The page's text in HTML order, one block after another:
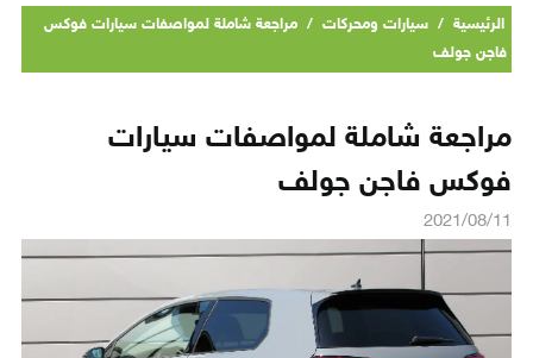
الرئيسية / سيارات ومحركات / مراجعة شاملة لمواصفات سيارات فوكس
فاجن جولف
مراجعة شاملة لمواصفات سيارات
فوكس فاجن جولف
2021/08/11